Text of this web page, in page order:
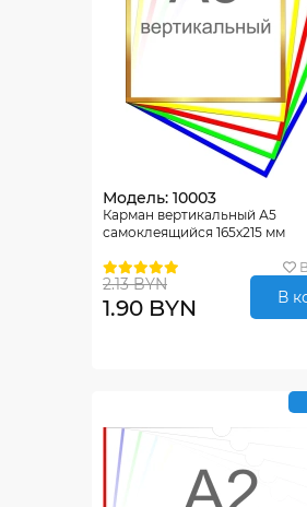
Модель: 10003
Карман вертикальный А5
самоклеящийся 165х215 мм
2.13 BYN
1.90 BYN В